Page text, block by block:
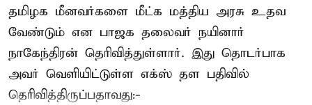
தமிழக மீனவர்களை மீட்க மத்திய அரசு உதவ
வேண்டும் என பாஜக தலைவர் நயினார்
நாகேந்திரன் தெரிவித்துள்ளார். இது தொடர்பாக
அவர் வெளியிட்டுள்ள எக்ஸ் தள பதிவில்
தெரிவித்திருப்பதாவது:-